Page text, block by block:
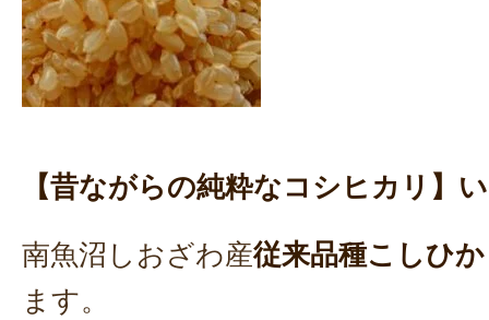
【昔ながらの純粋なコシヒカリ】
南魚沼しおざわ産従来品種こしひ
ます。